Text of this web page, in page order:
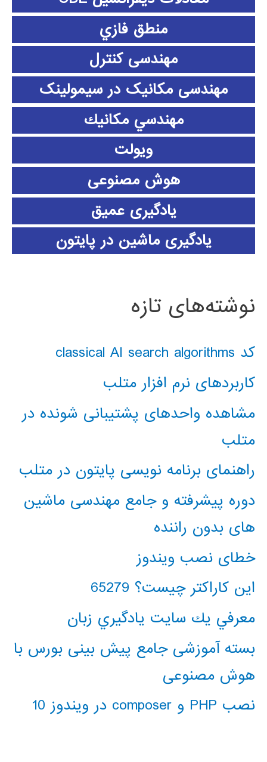
منطق فازي
مهندسی کنترل
مهندسی مکانیک در سیمولینک
مهندسي مكانيك
ویولت
هوش مصنوعی
یادگیری عمیق
یادگیری ماشین در پایتون
نوشته‌های تازه
کد classical AI search algorithms
کاربردهای نرم افزار متلب
مشاهده واحدهای پشتیبانی شونده در
متلب
راهنمای برنامه نویسی پایتون در متلب
دوره پیشرفته و جامع مهندسی ماشین
های بدون راننده
خطای نصب ویندوز
این کاراکتر چیست؟ 65279
معرفي يك سايت يادگيري زبان
بسته آموزشی جامع پیش بینی بورس با
هوش مصنوعی
نصب PHP و composer در ویندوز 10